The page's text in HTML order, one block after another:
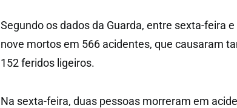
Segundo os dados da Guarda, entre sexta-feira
nove mortos em 566 acidentes, que causaram
152 feridos ligeiros.
Na sexta-feira, duas pessoas morreram em